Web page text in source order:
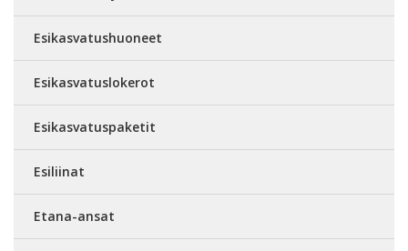
Esikasvatushuoneet
Esikasvatuslokerot
Esikasvatuspaketit
Esiliinat
Etana-ansat